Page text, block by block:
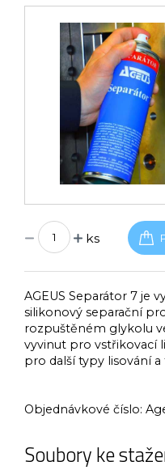
ks
AGEUS Separátor 7 je
silikonový separační
rozpuštěném glykolu
vyvinut pro vstřikovací
pro další typy lisování
Objednávkové číslo:
Soubory ke